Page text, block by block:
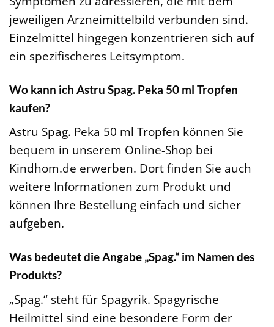
jeweiligen Arzneimittelbild verbunden sind.
Einzelmittel hingegen konzentrieren sich auf
ein spezifischeres Leitsymptom.
Wo kann ich Astru Spag. Peka 50 ml Tropfen
kaufen?
Astru Spag. Peka 50 ml Tropfen können Sie
bequem in unserem Online-Shop bei
Kindhom.de erwerben. Dort finden Sie auch
weitere Informationen zum Produkt und
können Ihre Bestellung einfach und sicher
aufgeben.
Was bedeutet die Angabe „Spag.“ im Namen des
Produkts?
„Spag.“ steht für Spagyrik. Spagyrische
Heilmittel sind eine besondere Form der